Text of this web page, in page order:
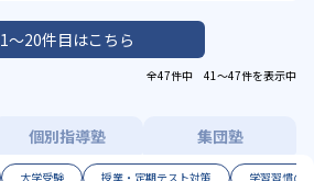
1〜20件目はこちら
全47件中 41〜47件を表示中
個別指導塾 集団塾
大学受験 授業・定期テスト対策 学習習慣の